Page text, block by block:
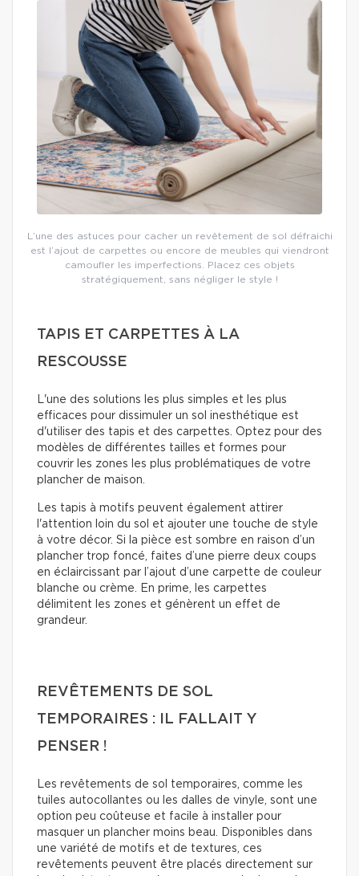
L’une des astuces pour cacher un revêtement de sol défraichi
est l’ajout de carpettes ou encore de meubles qui viendront
camoufler les imperfections. Placez ces objets
stratégiquement, sans négliger le style !
TAPIS ET CARPETTES À LA
RESCOUSSE
L'une des solutions les plus simples et les plus
efficaces pour dissimuler un sol inesthétique est
d'utiliser des tapis et des carpettes. Optez pour des
modèles de différentes tailles et formes pour
couvrir les zones les plus problématiques de votre
plancher de maison.
Les tapis à motifs peuvent également attirer
l'attention loin du sol et ajouter une touche de style
à votre décor. Si la pièce est sombre en raison d’un
plancher trop foncé, faites d’une pierre deux coups
en éclaircissant par l’ajout d’une carpette de couleur
blanche ou crème. En prime, les carpettes
délimitent les zones et génèrent un effet de
grandeur.
REVÊTEMENTS DE SOL
TEMPORAIRES : IL FALLAIT Y
PENSER !
Les revêtements de sol temporaires, comme les
tuiles autocollantes ou les dalles de vinyle, sont une
option peu coûteuse et facile à installer pour
masquer un plancher moins beau. Disponibles dans
une variété de motifs et de textures, ces
revêtements peuvent être placés directement sur